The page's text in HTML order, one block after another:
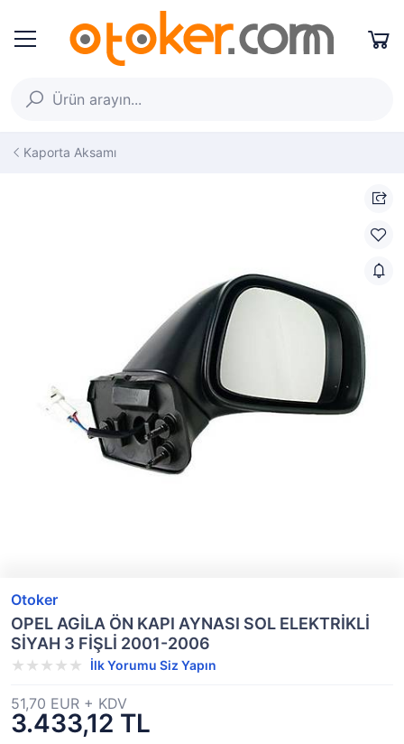
Kaporta Aksamı
Otoker
OPEL AGİLA ÖN KAPI AYNASI SOL ELEKTRİKLİ
SİYAH 3 FİŞLİ 2001-2006
İlk Yorumu Siz Yapın
3.433,12 TL
51,70 EUR + KDV